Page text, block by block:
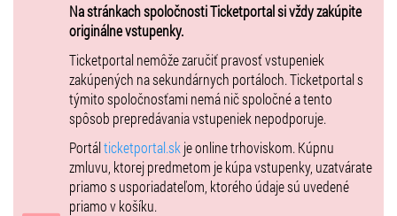
https://arakain.eu/
https://www.facebook.com/arakain
https://www.deres.sk/
https://www.facebook.com/deresband
VIP balkón - sedenie pri stoloch, pri barokov okienku s vlastným WC
Zľavy - Z5P na vozíčku 5€
Na stránkach spoločnosti Ticketportal si vždy zakúpite
originálne vstupenky.
Ticketportal nemôže zaručiť pravosť vstupeniek
zakúpených na sekundárnych portáloch. Ticketportal s
týmito spoločnosťami nemá nič spoločné a tento
spôsob prepredávania vstupeniek nepodporuje.
Portálticketportal.sk je online trhoviskom. Kúpnu
zmluvu, ktorej predmetom je kúpa vstupenky, uzatvárate
priamo s usporiadateľom, ktorého údaje sú uvedené
priamo v košíku.